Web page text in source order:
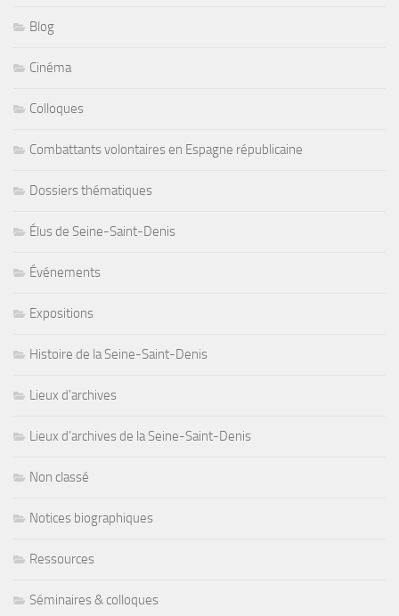
Blog
Cinéma
Colloques
Combattants volontaires en Espagne républicaine
Dossiers thématiques
Élus de Seine-Saint-Denis
Événements
Expositions
Histoire de la Seine-Saint-Denis
Lieux d'archives
Lieux d’archives de la Seine-Saint-Denis
Non classé
Notices biographiques
Ressources
Séminaires & colloques